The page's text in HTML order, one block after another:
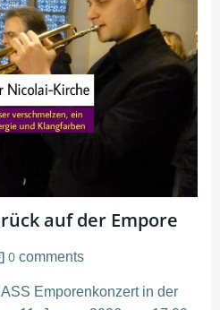
auf der Empore
0 comments
Emporenkonzert in der